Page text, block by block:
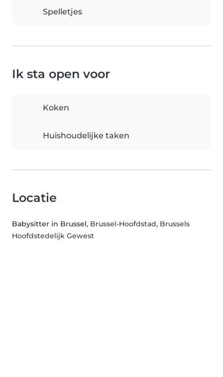
Spelletjes
Ik sta open voor
Koken
Huishoudelijke taken
Locatie
Babysitter in Brussel, Brussel-Hoofdstad, Brussels
Hoofdstedelijk Gewest